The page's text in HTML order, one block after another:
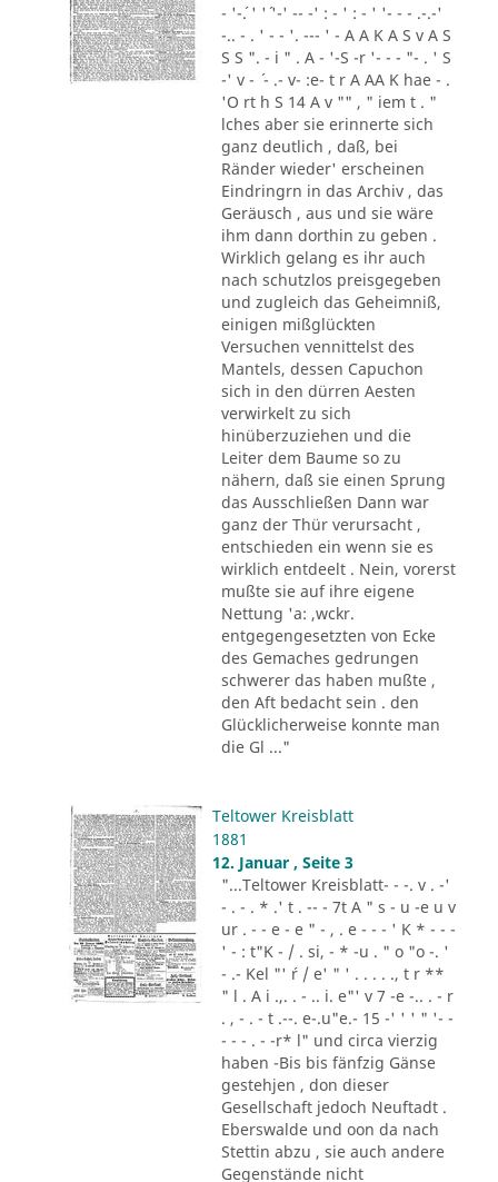
- '-´. ' '´ '-' -- -' : - ' : - ' '- - - .-.-'
-.. - . ' - - '. --- ' - A A K A S v A S
S S ". - i " . A - '-S -r '- - - "- . ' S
-' v - ´ - .- v- :e- t r A AA K hae - .
'O rt h S 14 A v "" , " iem t . "
lches aber sie erinnerte sich
ganz deutlich , daß, bei
Ränder wieder' erscheinen
Eindringrn in das Archiv , das
Geräusch , aus und sie wäre
ihm dann dorthin zu geben .
Wirklich gelang es ihr auch
nach schutzlos preisgegeben
und zugleich das Geheimniß,
einigen mißglückten
Versuchen vennittelst des
Mantels, dessen Capuchon
sich in den dürren Aesten
verwirkelt zu sich
hinüberzuziehen und die
Leiter dem Baume so zu
nähern, daß sie einen Sprung
das Ausschließen Dann war
ganz der Thür verursacht ,
entschieden ein wenn sie es
wirklich entdeelt . Nein, vorerst
mußte sie auf ihre eigene
Nettung 'a: ,wckr.
entgegengesetzten von Ecke
des Gemaches gedrungen
schwerer das haben mußte ,
den Aft bedacht sein . den
Glücklicherweise konnte man
die Gl ..."
Teltower Kreisblatt
1881
12. Januar , Seite 3
"...Teltower Kreisblatt- - -. v . -'
- . - . * .' t . -- - 7t A " s - u -e u v
ur . - - e - e " - , . e - - - ' K * - - -
' - : t"K - / . si, - * -u . " o "o -. '
- .- Kel "' ´r / e' " ' . . . . ., t r **
" l . A i .,. . - .. i. e"' v 7 -e -.. . - r
. , - . - t .--. e-.u"e.- 15 -' ' ' " '- -
- - - . - -r* l" und circa vierzig
haben -Bis bis fänfzig Gänse
gestehjen , don dieser
Gesellschaft jedoch Neuftadt .
Eberswalde und oon da nach
Stettin abzu , sie auch andere
Gegenstände nicht